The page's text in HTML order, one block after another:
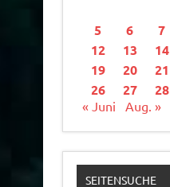
5 6 7
12 13 14
19 20 21
26 27 28
« Juni
Aug. »
SEITENSUCHE